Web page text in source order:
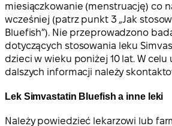
miesiączkowanie (menstruację) co
wcześniej (patrz punkt 3 „Jak
Bluefish”). Nie przeprowadzono
dotyczących stosowania leku
dzieci w wieku poniżej 10 lat. W celu
dalszych informacji należy
Lek Simvastatin Bluefish a inne leki
Należy powiedzieć lekarzowi lub